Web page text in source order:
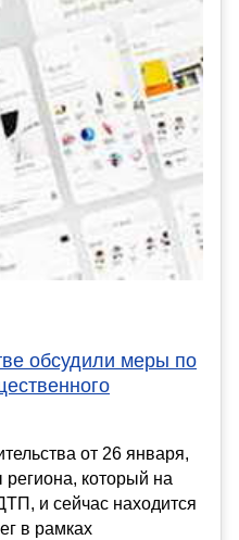
обсудили меры по
от 26 января,
который на
и сейчас находится
в рамках